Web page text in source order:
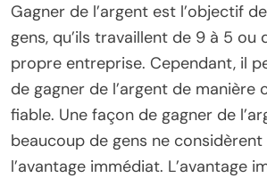
Gagner de l’argent est l’objectif
gens, qu’ils travaillent de 9 à 5 ou
propre entreprise. Cependant, il
de gagner de l’argent de manière
fiable. Une façon de gagner de
beaucoup de gens ne considèrent
l’avantage immédiat. L’avantage